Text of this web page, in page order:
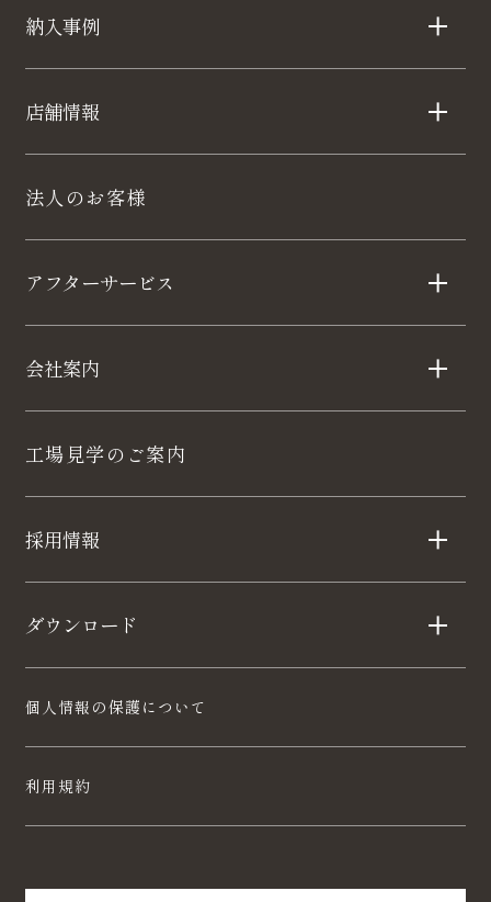
納入事例
店舗情報
法人のお客様
アフターサービス
会社案内
工場見学のご案内
採用情報
ダウンロード
個人情報の保護について
利用規約